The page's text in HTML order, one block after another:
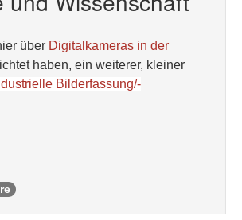
über Digitalkameras in der
haben, ein weiterer, kleiner
Bilderfassung/-